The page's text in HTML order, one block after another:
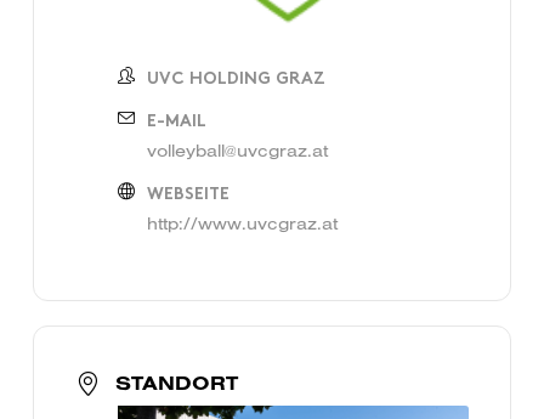
UVC HOLDING GRAZ
E-MAIL
volleyball@uvcgraz.at
WEBSEITE
http://www.uvcgraz.at
STANDORT